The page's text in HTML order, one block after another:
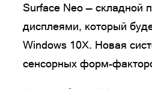
Surface Neo — складной
дисплеями, который
Windows 10X. Новая
сенсорных форм-